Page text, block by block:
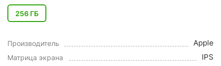
256 ГБ
Производитель Apple
Матрица экрана IPS